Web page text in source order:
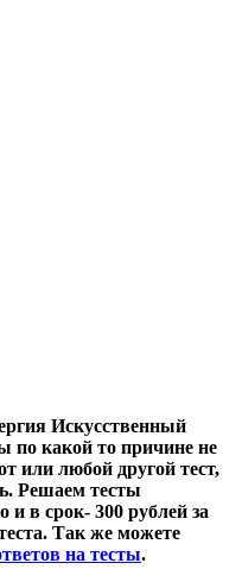
Искусственный
по какой то причине не
или любой другой тест,
Решаем тесты
и в срок- 300 рублей за
Так же можете
на тесты.